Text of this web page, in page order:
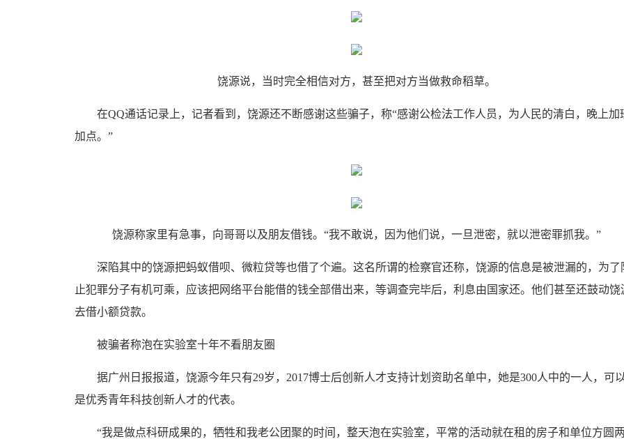
饶源说，当时完全相信对方，甚至把对方当做救命稻草。
在QQ通话记录上，记者看到，饶源还不断感谢这些骗子，称“感谢公检法工作人员，为人民的清白，晚上加
加点。”
饶源称家里有急事，向哥哥以及朋友借钱。“我不敢说，因为他们说，一旦泄密，就以泄密罪抓我。”
深陷其中的饶源把蚂蚁借呗、微粒贷等也借了个遍。这名所谓的检察官还称，饶源的信息是被泄漏的，为了
止犯罪分子有机可乘，应该把网络平台能借的钱全部借出来，等调查完毕后，利息由国家还。他们甚至还鼓动饶
去借小额贷款。
被骗者称泡在实验室十年不看朋友圈
据广州日报报道，饶源今年只有29岁，2017博士后创新人才支持计划资助名单中，她是300人中的一人，可
是优秀青年科技创新人才的代表。
“我是做点科研成果的，牺牲和我老公团聚的时间，整天泡在实验室，平常的活动就在租的房子和单位方圆